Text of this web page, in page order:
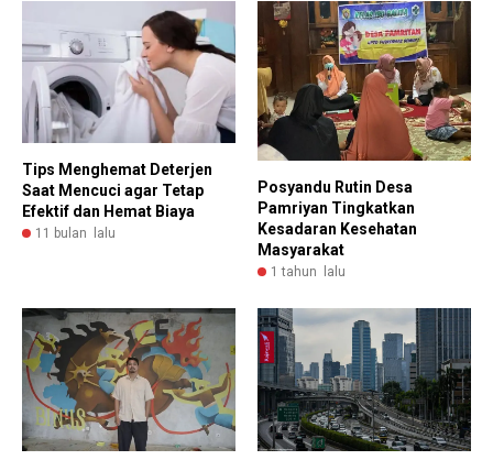
Tips Menghemat Deterjen
Saat Mencuci agar Tetap
Efektif dan Hemat Biaya
11 bulan lalu
Posyandu Rutin Desa
Pamriyan Tingkatkan
Kesadaran Kesehatan
Masyarakat
1 tahun lalu